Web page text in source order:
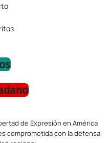
de Expresión en América
comprometida con la defensa